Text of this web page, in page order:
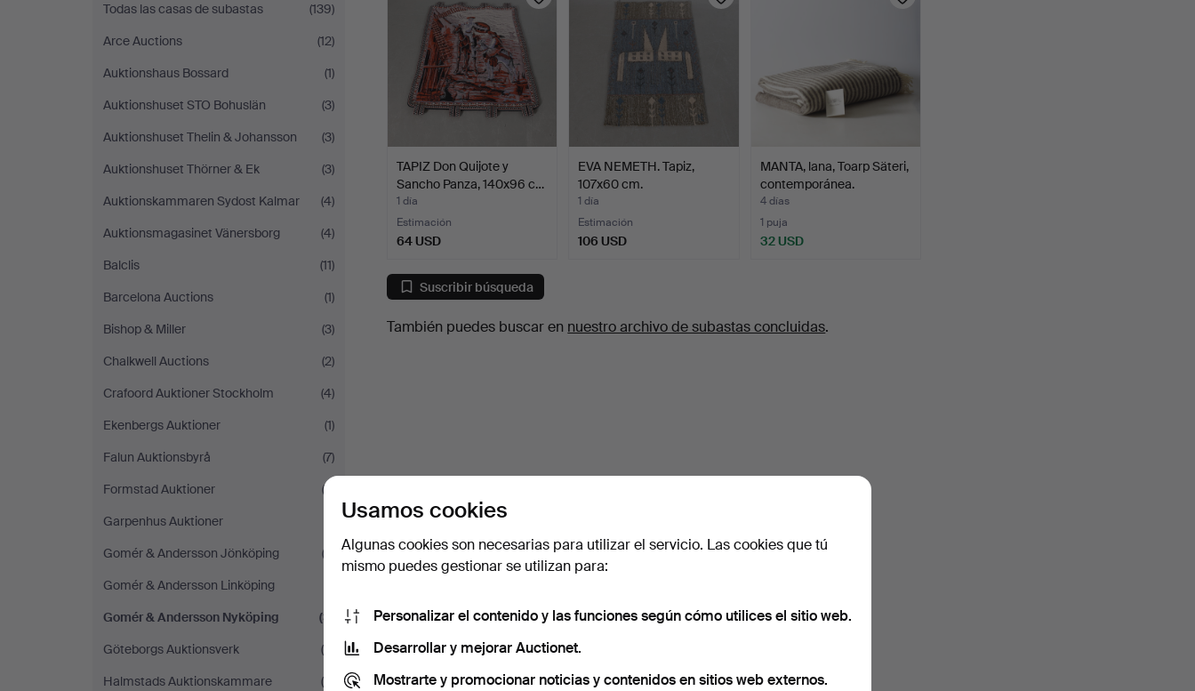
Todas las casas de subastas
(139)
Arce Auctions
(12)
Auktionshaus Bossard
(1)
Auktionshuset STO Bohuslän
(3)
Auktionshuset Thelin & Johansson
(3)
Auktionshuset Thörner & Ek
(3)
Auktionskammaren Sydost Kalmar
(4)
Auktionsmagasinet Vänersborg
(4)
Balclis
(11)
Barcelona Auctions
(1)
Bishop & Miller
(3)
Chalkwell Auctions
(2)
Crafoord Auktioner Stockholm
(4)
Ekenbergs Auktioner
(1)
Falun Auktionsbyrå
(7)
Formstad Auktioner
(3)
Garpenhus Auktioner
Gomér & Andersson Jönköping
(3)
Gomér & Andersson Linköping
Gomér & Andersson Nyköping
(3)
Göteborgs Auktionsverk
(4)
Halmstads Auktionskammare
(6)
TAPIZ Don Quijote y
Sancho Panza, 140x96 c…
1 día
Estimación
64 USD
EVA NEMETH. Tapiz,
107x60 cm.
1 día
Estimación
106 USD
MANTA, lana, Toarp Säteri,
contemporánea.
4 días
1 puja
32 USD
Suscribir búsqueda
También puedes buscar en nuestro archivo de subastas concluidas.
Usamos cookies
Algunas cookies son necesarias para utilizar el servicio. Las cookies que tú
mismo puedes gestionar se utilizan para:
Personalizar el contenido y las funciones según cómo utilices el sitio web.
Desarrollar y mejorar Auctionet.
Mostrarte y promocionar noticias y contenidos en sitios web externos.